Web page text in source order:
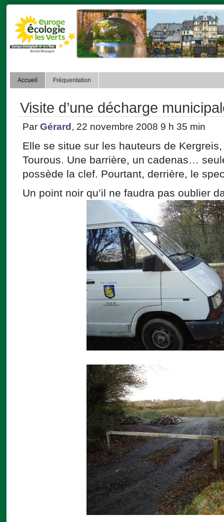
Accueil Fréquentation
Visite d’une décharge
Par Gérard , 22 novembre 2008 9 h 35 min
Elle se situe sur les hauteurs de
Tourous. Une barrière, un cadenas…
possède la clef. Pourtant, derrière, le
Un point noir qu’il ne faudra pas oublier